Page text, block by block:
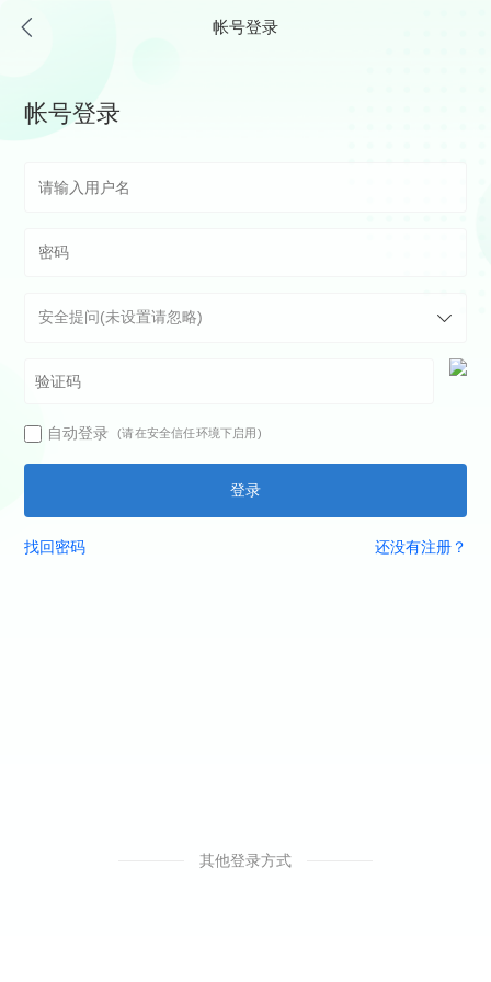
帐号登录
帐号登录
自动登录 (请在安全信任环境下启用)
登录
找回密码 还没有注册？
其他登录方式